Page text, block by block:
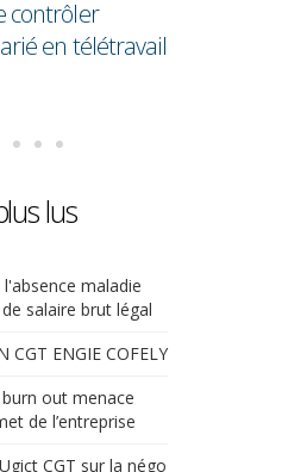
lus
l'absence maladie
salaire brut légal
CGT ENGIE COFELY
out menace
de l’entreprise
CGT sur la négo